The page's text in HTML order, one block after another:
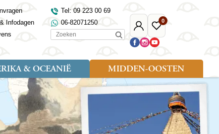
Mijn
Djoser
0
Favoriete
reizen
Infodagen
Tel: 09 223 00 69
06-82071250
Zoeken
Noorwegen
Polen
Portugal
Maleisië
Mongolië
Nepal
Oezbekistan
& OCEANIË
Landen
Alaska
Australië
Canada
Nieuw-Zeeland
MIDDEN-OOSTEN
Soort reizen
Rondreis (18)
Familiereis (9)
Fietsreis (1)
Wandelreis (3)
Landen
Marokko
Oman